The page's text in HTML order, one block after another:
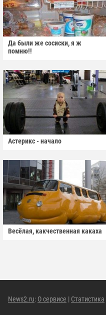
Да были же сосиски, я ж
помню!!
Астерикс - начало
Весёлая, какчественная какаха
News2.ru: О сервисе | Статистика